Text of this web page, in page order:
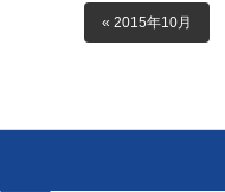
« 2015年10月